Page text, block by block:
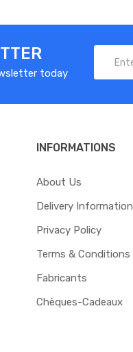
today
INFORMATIONS
About Us
Delivery Information
Privacy Policy
Terms & Conditions
Fabricants
Chèques-Cadeaux